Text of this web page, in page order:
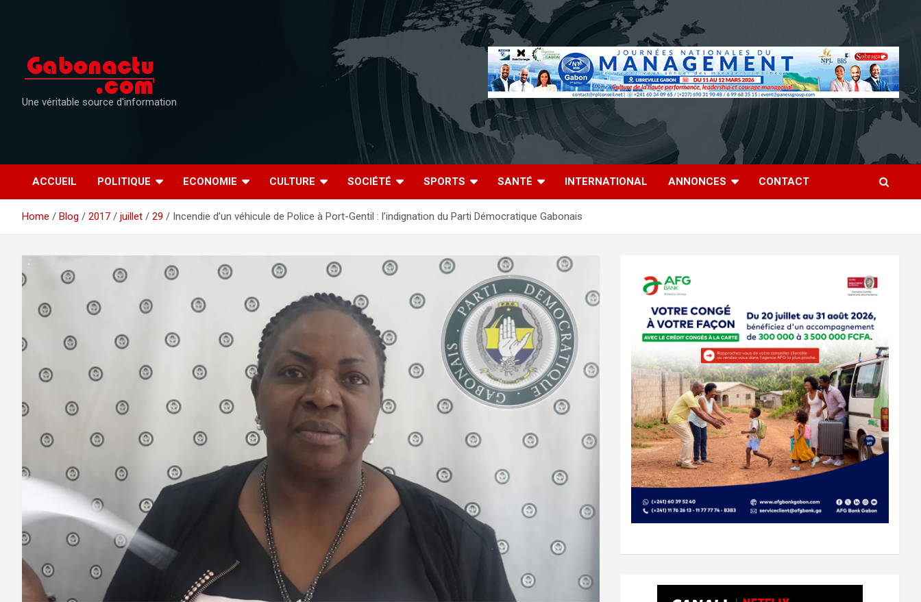
Une véritable source d'information
ACCUEIL POLITIQUE ECONOMIE CULTURE SOCIÉTÉ SPORTS SANTÉ INTERNATIONAL ANNONCES CONTACT
Home Blog 2017 juillet 29 Incendie d’un véhicule de Police à Port-Gentil : l’indignation du Parti Démocratique Gabonais